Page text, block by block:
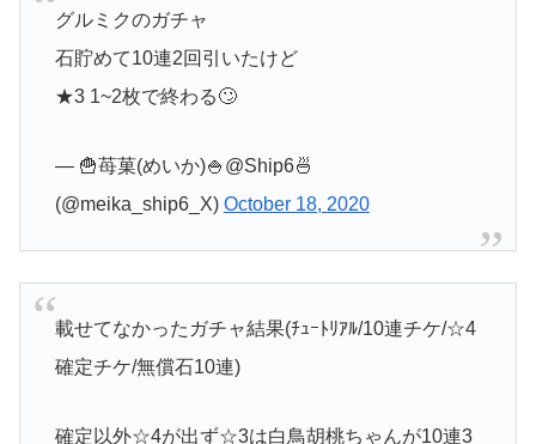
グルミクのガチャ
石貯めて10連2回引いたけど
★3 1~2枚で終わる🙄
— 🍟苺菓(めいか)🍚@Ship6🍜
(@meika_ship6_X) October 18, 2020
載せてなかったガチャ結果(ﾁｭｰﾄﾘｱﾙ/10連チケ/☆4
確定チケ/無償石10連)
確定以外☆4が出ず☆3は白鳥胡桃ちゃんが10連3